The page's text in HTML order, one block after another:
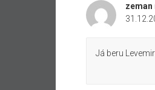
zeman
Já beru